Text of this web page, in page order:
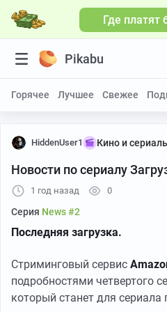
Где платят
Pikabu
Горячее Лучшее Свежее
HiddenUser1 Кино и
Новости по сериалу
1 год назад 0
Серия News #2
Последняя загрузка.
Стриминговый сервис
подробностями четвертого
который станет для